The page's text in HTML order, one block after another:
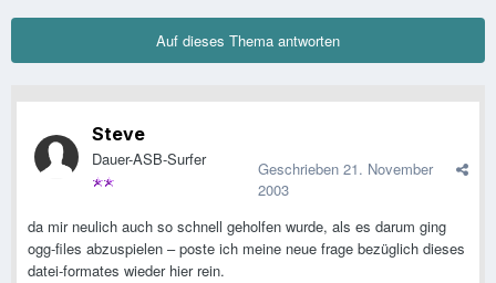
Auf dieses Thema antworten
Steve
Dauer-ASB-Surfer Geschrieben 21. November
2003
da mir neulich auch so schnell geholfen wurde, als es darum ging
ogg-files abzuspielen – poste ich meine neue frage bezüglich dieses
datei-formates wieder hier rein.